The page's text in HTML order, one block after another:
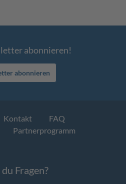
abonnieren!
abonnieren
Kontakt
FAQ
Partnerprogramm
Fragen?